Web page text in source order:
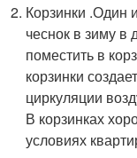
Корзинки .Один
чеснок в зиму в
поместить в
корзинки
циркуляции
В корзинках
условиях